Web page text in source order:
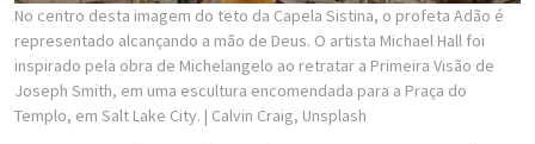
No centro desta imagem do teto da Capela Sistina, o profeta Adão é
representado alcançando a mão de Deus. O artista Michael Hall foi
inspirado pela obra de Michelangelo ao retratar a Primeira Visão de
Joseph Smith, em uma escultura encomendada para a Praça do
Templo, em Salt Lake City. | Calvin Craig, Unsplash